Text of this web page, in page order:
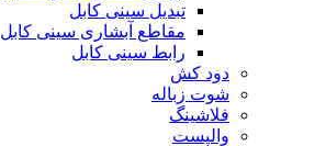
تبدیل سینی کابل
مقاطع آبشاری سینی کابل
رابط سینی کابل
دود کش
شوت زباله
فلاشینگ
والپست